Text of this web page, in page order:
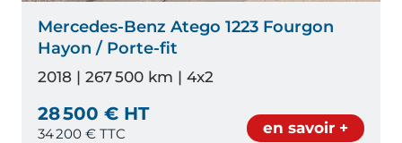
Mercedes-Benz Atego 1223 Fourgon
Hayon / Porte-fit
2018 | 267 500 km | 4x2
28 500 € HT
34 200 € TTC en savoir +